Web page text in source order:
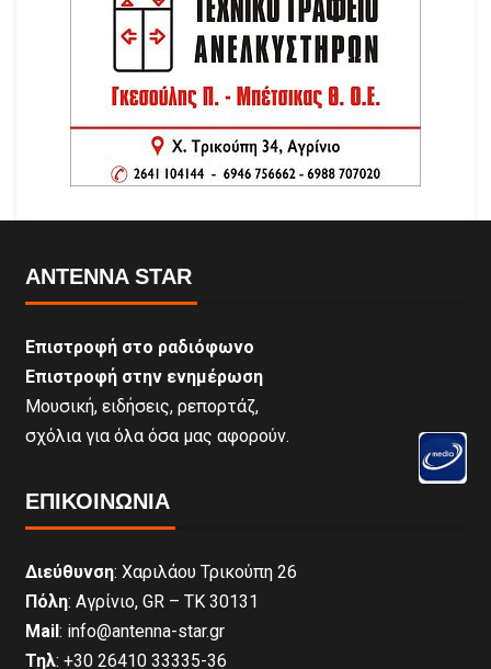
ANTENNA STAR
Επιστροφή στο ραδιόφωνο
Επιστροφή στην ενημέρωση
Μουσική, ειδήσεις, ρεπορτάζ,
σχόλια για όλα όσα μας αφορούν.
ΕΠΙΚΟΙΝΩΝΊΑ
Διεύθυνση: Χαριλάου Τρικούπη 26
Πόλη: Αγρίνιο, GR – ΤΚ 30131
Mail: info@antenna-star.gr
Τηλ: +30 26410 33335-36